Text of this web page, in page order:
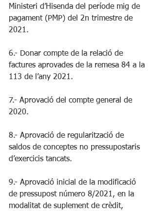
Ministeri d’Hisenda del període mig de
pagament (PMP) del 2n trimestre de
2021.
6.- Donar compte de la relació de
factures aprovades de la remesa 84 a la
113 de l’any 2021.
7.- Aprovació del compte general de
2020.
8.- Aprovació de regularització de
saldos de conceptes no pressupostaris
d’exercicis tancats.
9.- Aprovació inicial de la modificació
de pressupost número 8/2021, en la
modalitat de suplement de crèdit,